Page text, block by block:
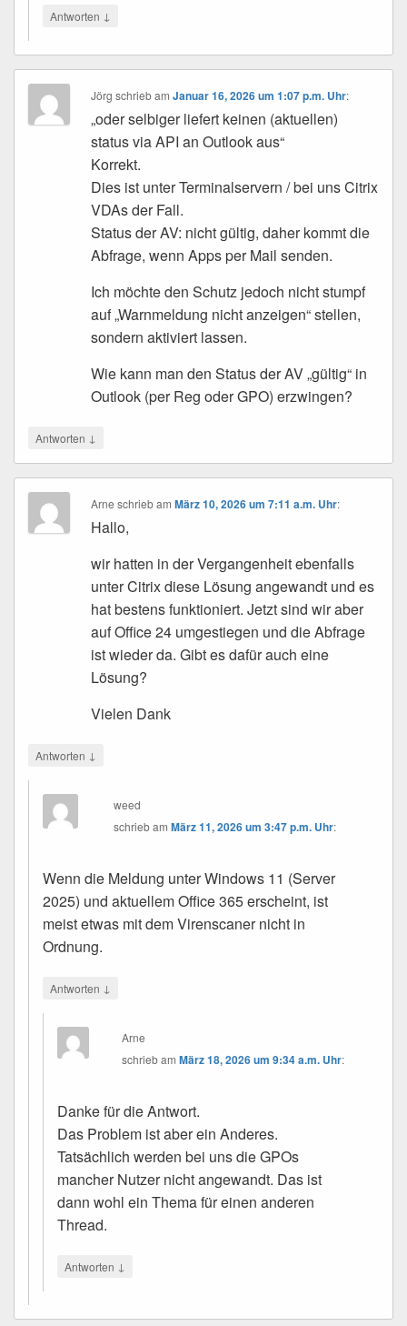
Antworten ↓
Jörg schriebamJanuar 16, 2026 um 1:07 p.m. Uhr:
„oder selbiger liefert keinen (aktuellen)
status via API an Outlook aus“
Korrekt.
Dies ist unter Terminalservern / bei uns Citrix
VDAs der Fall.
Status der AV: nicht gültig, daher kommt die
Abfrage, wenn Apps per Mail senden.
Ich möchte den Schutz jedoch nicht stumpf
auf „Warnmeldung nicht anzeigen“ stellen,
sondern aktiviert lassen.
Wie kann man den Status der AV „gültig“ in
Outlook (per Reg oder GPO) erzwingen?
Antworten ↓
Arne schriebamMärz 10, 2026 um 7:11 a.m. Uhr:
Hallo,
wir hatten in der Vergangenheit ebenfalls
unter Citrix diese Lösung angewandt und es
hat bestens funktioniert. Jetzt sind wir aber
auf Office 24 umgestiegen und die Abfrage
ist wieder da. Gibt es dafür auch eine
Lösung?
Vielen Dank
Antworten ↓
weed
schriebamMärz 11, 2026 um 3:47 p.m. Uhr:
Wenn die Meldung unter Windows 11 (Server
2025) und aktuellem Office 365 erscheint, ist
meist etwas mit dem Virenscaner nicht in
Ordnung.
Antworten ↓
Arne
schriebamMärz 18, 2026 um 9:34 a.m. Uhr:
Danke für die Antwort.
Das Problem ist aber ein Anderes.
Tatsächlich werden bei uns die GPOs
mancher Nutzer nicht angewandt. Das ist
dann wohl ein Thema für einen anderen
Thread.
Antworten ↓